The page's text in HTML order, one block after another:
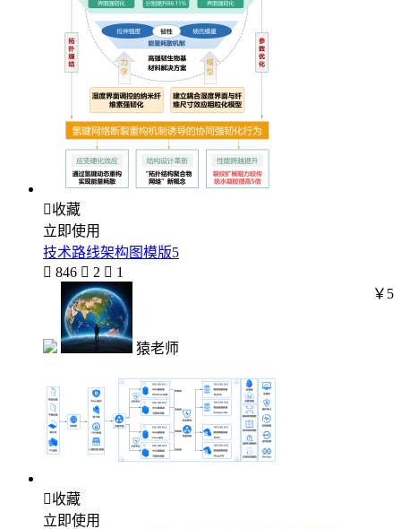
收藏
立即使用
技术路线架构图模版5
 846  2  1
猿老师
￥5
收藏
立即使用